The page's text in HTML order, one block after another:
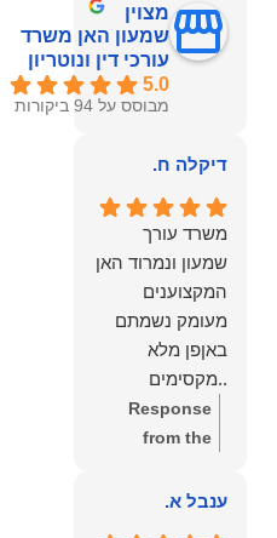
מצוין
שמעון האן משרד
עורכי דין ונוטריון
5.0
מבוסס על 94 ביקורות
דיקלה ח.
משרד עורך
שמעון ונמרוד האן
המקצוענים
מעומק נשמתם
באןפן מלא
..מקסימים
ונעימים אוזן
קשבת, ונונתנים
מלא ואמיתי..שפו
Response
from the
רבה על המילים
ענבל א.